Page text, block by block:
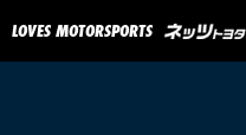
LOVES MOTORSPORTS